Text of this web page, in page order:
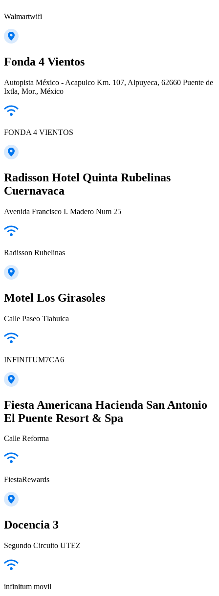
Walmartwifi
Fonda 4 Vientos
Autopista México - Acapulco Km. 107, Alpuyeca, 62660 Puente de
Ixtla, Mor., México
FONDA 4 VIENTOS
Radisson Hotel Quinta Rubelinas
Cuernavaca
Avenida Francisco I. Madero Num 25
Radisson Rubelinas
Motel Los Girasoles
Calle Paseo Tlahuica
INFINITUM7CA6
Fiesta Americana Hacienda San Antonio
El Puente Resort & Spa
Calle Reforma
FiestaRewards
Docencia 3
Segundo Circuito UTEZ
infinitum movil